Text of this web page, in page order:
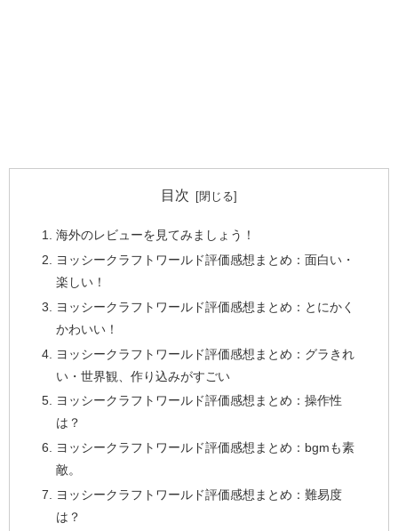
目次
海外のレビューを見てみましょう！
ヨッシークラフトワールド評価感想まとめ：面白い・
楽しい！
ヨッシークラフトワールド評価感想まとめ：とにかく
かわいい！
ヨッシークラフトワールド評価感想まとめ：グラきれ
い・世界観、作り込みがすごい
ヨッシークラフトワールド評価感想まとめ：操作性
は？
ヨッシークラフトワールド評価感想まとめ：bgmも素
敵。
ヨッシークラフトワールド評価感想まとめ：難易度
は？